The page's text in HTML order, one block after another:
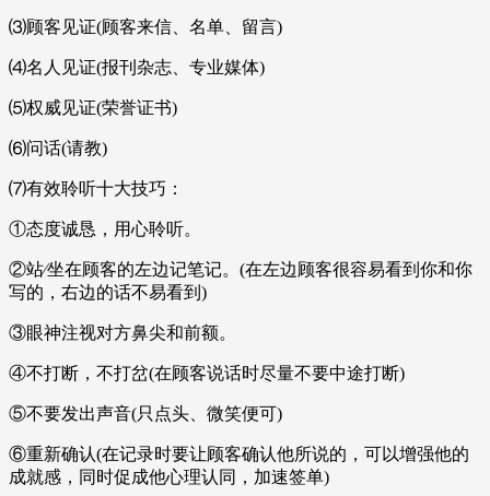
⑶顾客见证(顾客来信、名单、留言)
⑷名人见证(报刊杂志、专业媒体)
⑸权威见证(荣誉证书)
⑹问话(请教)
⑺有效聆听十大技巧：
①态度诚恳，用心聆听。
②站∕坐在顾客的左边记笔记。(在左边顾客很容易看到你和你
写的，右边的话不易看到)
③眼神注视对方鼻尖和前额。
④不打断，不打岔(在顾客说话时尽量不要中途打断)
⑤不要发出声音(只点头、微笑便可)
⑥重新确认(在记录时要让顾客确认他所说的，可以增强他的
成就感，同时促成他心理认同，加速签单)